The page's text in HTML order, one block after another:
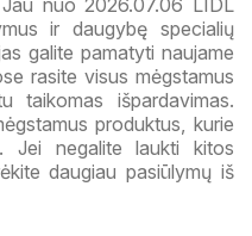
nuo 2026.07.06 LIDL
ir daugybę specialių
galite pamatyti naujame
rasite visus mėgstamus
taikomas išpardavimas.
produktus, kurie
Jei negalite laukti kitos
daugiau pasiūlymų iš